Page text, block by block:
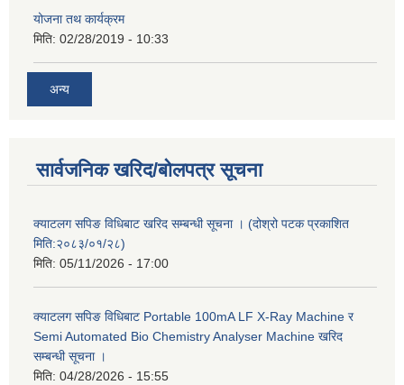
योजना तथ कार्यक्रम
मिति: 02/28/2019 - 10:33
अन्य
सार्वजनिक खरिद/बोलपत्र सूचना
क्याटलग सपिङ विधिबाट खरिद सम्बन्धी सूचना । (दोश्रो पटक प्रकाशित
मिति:२०८३/०१/२८)
मिति: 05/11/2026 - 17:00
क्याटलग सपिङ विधिबाट Portable 100mA LF X-Ray Machine र
Semi Automated Bio Chemistry Analyser Machine खरिद
सम्बन्धी सूचना ।
मिति: 04/28/2026 - 15:55